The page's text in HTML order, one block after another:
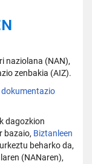
naziolana (NAN),
zenbakia (AIZ).
dagozkion
bazaio, Biztanleen
beharko da,
(NANaren),